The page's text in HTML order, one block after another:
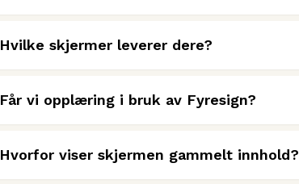
Hvilke skjermer leverer dere?
Får vi opplæring i bruk av Fyresign?
Hvorfor viser skjermen gammelt innhold?